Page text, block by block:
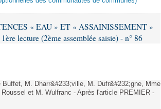
« EAU » ET « ASSAINISSEMENT »
lecture (2ème assemblée saisie) - n° 86
M. Dharr&#233;ville, M. Dufr&#232;gne, Mme
et M. Wulfranc - Après l'article PREMIER -